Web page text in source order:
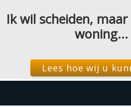
Ik wil scheiden,
woning…
Lees hoe wij u